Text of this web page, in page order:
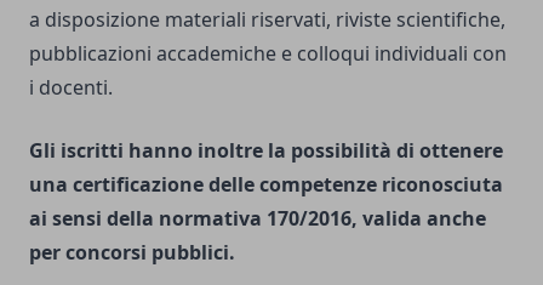
a disposizione materiali riservati, riviste scientifiche,
pubblicazioni accademiche e colloqui individuali con
i docenti.
Gli iscritti hanno inoltre la possibilità di ottenere
una certificazione delle competenze riconosciuta
ai sensi della normativa 170/2016, valida anche
per concorsi pubblici.